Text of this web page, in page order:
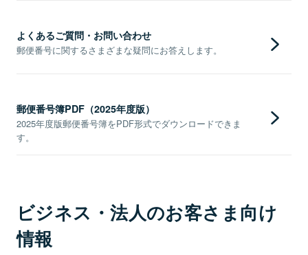
よくあるご質問・お問い合わせ
郵便番号に関するさまざまな疑問にお答えします。
郵便番号簿PDF（2025年度版）
2025年度版郵便番号簿をPDF形式でダウンロードできま
す。
ビジネス・法人のお客さま向け
情報